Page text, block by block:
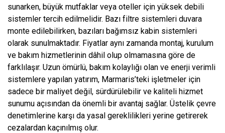
sunarken, büyük mutfaklar veya oteller için yüksek debili
sistemler tercih edilmelidir. Bazı filtre sistemleri duvara
monte edilebilirken, bazıları bağımsız kabin sistemleri
olarak sunulmaktadır. Fiyatlar aynı zamanda montaj, kurulum
ve bakım hizmetlerinin dâhil olup olmamasına göre de
farklılaşır. Uzun ömürlü, bakım kolaylığı olan ve enerji verimli
sistemlere yapılan yatırım, Marmaris’teki işletmeler için
sadece bir maliyet değil, sürdürülebilir ve kaliteli hizmet
sunumu açısından da önemli bir avantaj sağlar. Üstelik çevre
denetimlerine karşı da yasal gereklilikleri yerine getirerek
cezalardan kaçınılmış olur.